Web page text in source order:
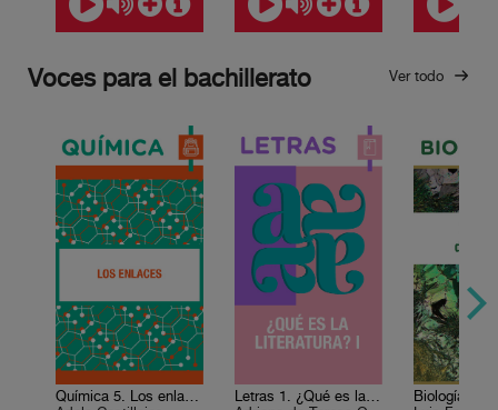
Voces para el bachillerato Ver todo
Química 5. Los enlaces
Letras 1. ¿Qué es la literatura? I